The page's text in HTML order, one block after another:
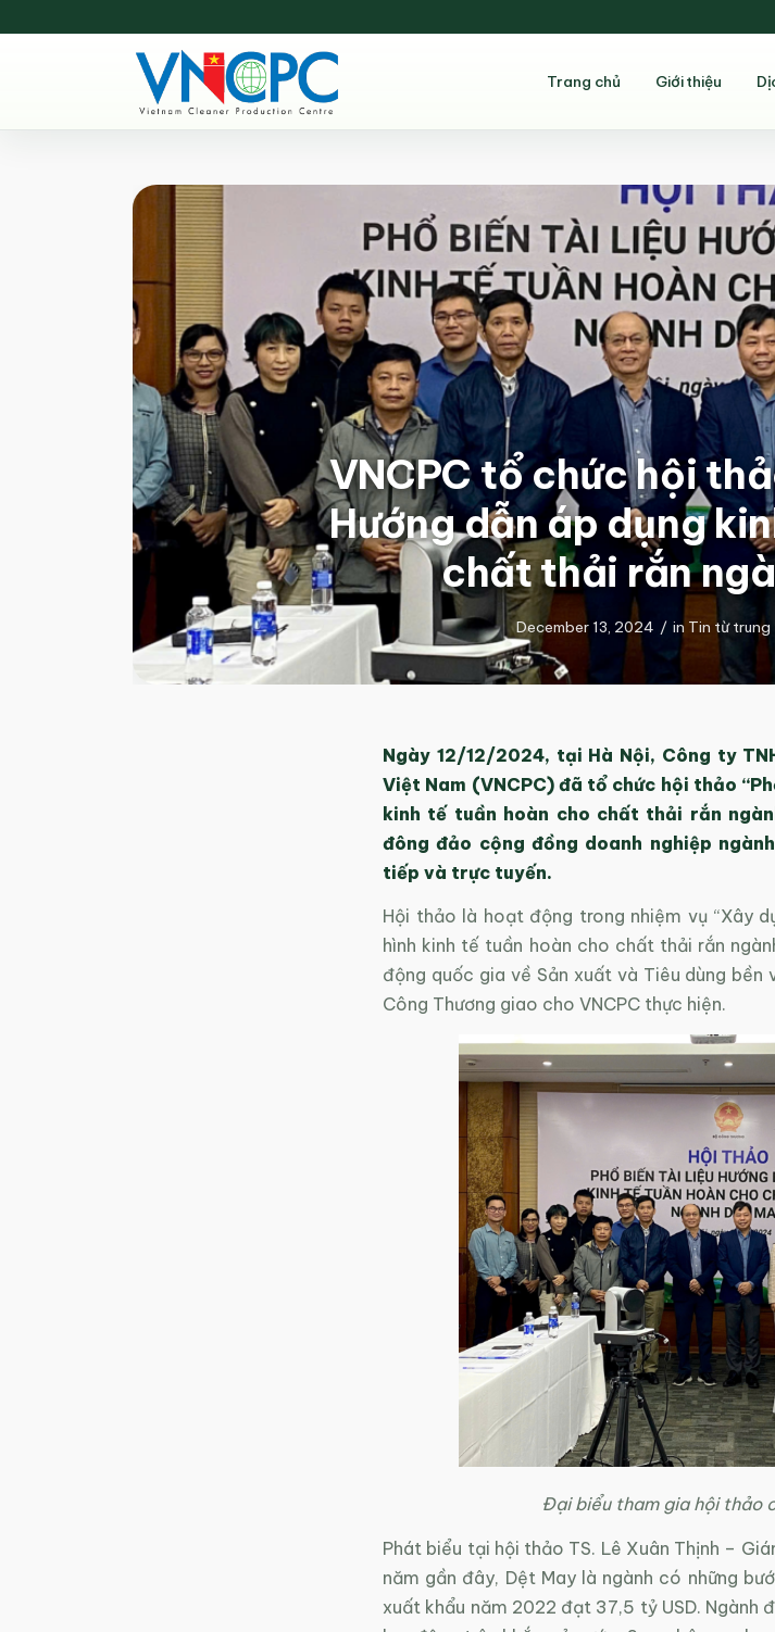
Trang chủ Giới thiệu
VNCPC tổ chức hội
Hướng dẫn áp dụng
chất thải rắn
December 13, 2024 / in Tin từ trung
Ngày 12/12/2024, tại Hà Nội, Công ty
Việt Nam (VNCPC) đã tổ chức hội thảo “
kinh tế tuần hoàn cho chất thải rắn
đông đảo cộng đồng doanh nghiệp
tiếp và trực tuyến.
Hội thảo là hoạt động trong nhiệm vụ “Xây
hình kinh tế tuần hoàn cho chất thải rắn
động quốc gia về Sản xuất và Tiêu dùng
Công Thương giao cho VNCPC thực hiện.
Đại biểu tham gia hội thảo
Phát biểu tại hội thảo TS. Lê Xuân Thịnh –
năm gần đây, Dệt May là ngành có những
xuất khẩu năm 2022 đạt 37,5 tỷ USD.